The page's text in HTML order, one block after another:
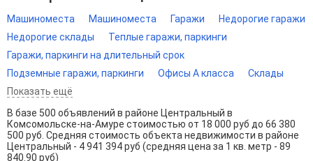
Машиноместа Машиноместа Гаражи
Недорогие гаражи
Недорогие склады
Теплые гаражи, паркинги
Гаражи, паркинги на длительный срок
Подземные гаражи, паркинги
Офисы A класса
Склады
Показать ещё
В базе 500 объявлений в районе Центральный в
Комсомольске-на-Амуре стоимостью от 18 000 руб до 66 380
500 руб. Средняя стоимость объекта недвижимости в районе
Центральный - 4 941 394 руб (средняя цена за 1 кв. метр - 89
840.90 руб)